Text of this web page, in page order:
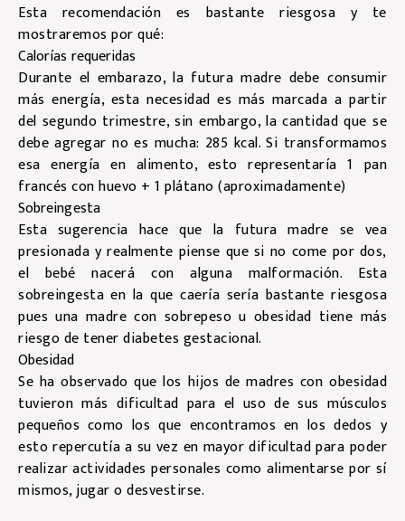
Esta recomendación es bastante riesgosa y te
mostraremos por qué:
Calorías requeridas
Durante el embarazo, la futura madre debe consumir
más energía, esta necesidad es más marcada a partir
del segundo trimestre, sin embargo, la cantidad que se
debe agregar no es mucha: 285 kcal. Si transformamos
esa energía en alimento, esto representaría 1 pan
francés con huevo + 1 plátano (aproximadamente)
Sobreingesta
Esta sugerencia hace que la futura madre se vea
presionada y realmente piense que si no come por dos,
el bebé nacerá con alguna malformación. Esta
sobreingesta en la que caería sería bastante riesgosa
pues una madre con sobrepeso u obesidad tiene más
riesgo de tener diabetes gestacional.
Obesidad
Se ha observado que los hijos de madres con obesidad
tuvieron más dificultad para el uso de sus músculos
pequeños como los que encontramos en los dedos y
esto repercutía a su vez en mayor dificultad para poder
realizar actividades personales como alimentarse por sí
mismos, jugar o desvestirse.